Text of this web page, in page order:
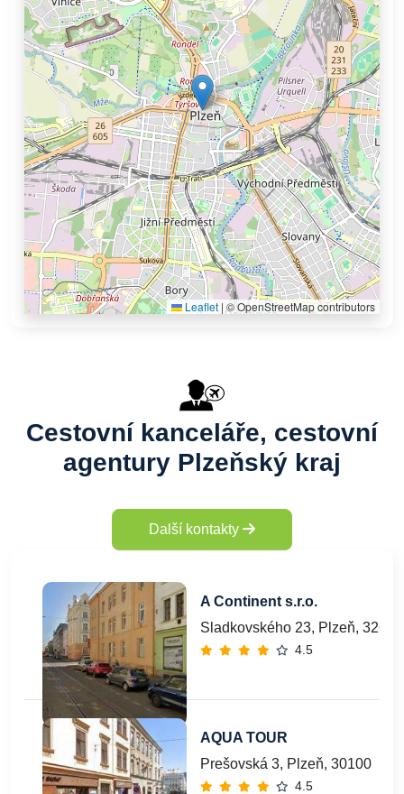
Leaflet | © OpenStreetMap contributors
Cestovní kanceláře, cestovní
agentury Plzeňský kraj
Další kontakty
A Continent s.r.o.
Sladkovského 23, Plzeň, 32600
4.5
AQUA TOUR
Prešovská 3, Plzeň, 30100
4.5